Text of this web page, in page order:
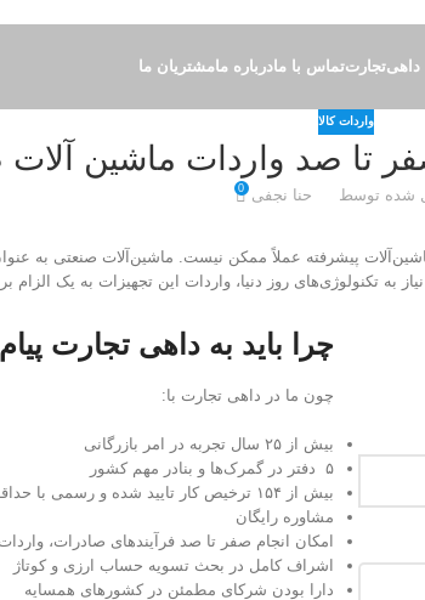
داهی‌تجارتتماس با مادرباره مامشتریان ما
واردات کالا
تا صد واردات ماشین
شده توسط حنا نجفی 0
پیشرفته عملاً ممکن نیست. ماشین‌آلات صنعتی به
به تکنولوژی‌های روز دنیا، واردات این تجهیزات به یک
چرا باید به داهی تجارت
چون ما در داهی تجارت با:
بیش از ۲۵ سال تجربه در امر بازرگانی
۵ دفتر در گمرک‌ها و بنادر مهم کشور
بیش از ۱۵۴ ترخیص کار تایید شده و رسمی با حداقل ۱۵ سال سابقه
مشاوره رایگان
امکان انجام صفر تا صد فرآیند‌های صادرات،
اشراف کامل در بحث تسویه حساب ارزی و کوتاژ
دارا بودن شرکای مطمئن در کشور‌های همسایه